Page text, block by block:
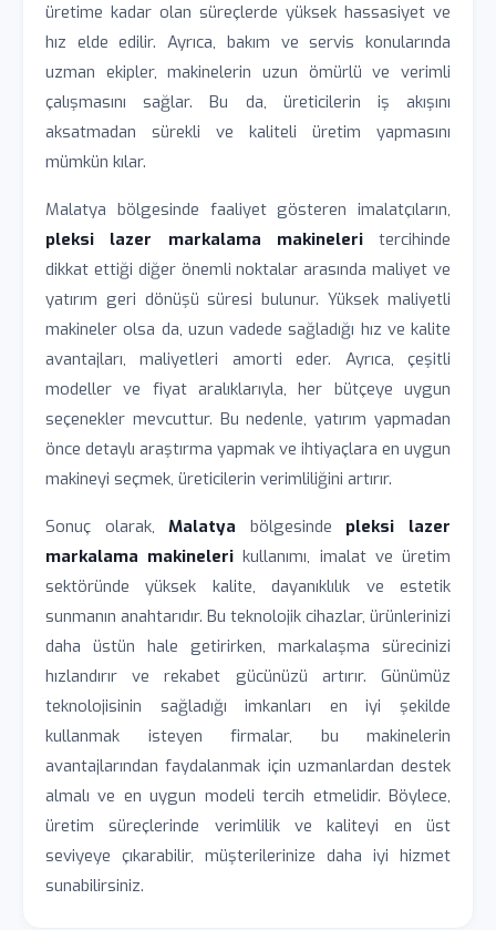
üretime kadar olan süreçlerde yüksek hassasiyet ve
hız elde edilir. Ayrıca, bakım ve servis konularında
uzman ekipler, makinelerin uzun ömürlü ve verimli
çalışmasını sağlar. Bu da, üreticilerin iş akışını
aksatmadan sürekli ve kaliteli üretim yapmasını
mümkün kılar.
Malatya bölgesinde faaliyet gösteren imalatçıların,
pleksi lazer markalama makineleritercihinde
dikkat ettiği diğer önemli noktalar arasında maliyet ve
yatırım geri dönüşü süresi bulunur. Yüksek maliyetli
makineler olsa da, uzun vadede sağladığı hız ve kalite
avantajları, maliyetleri amorti eder. Ayrıca, çeşitli
modeller ve fiyat aralıklarıyla, her bütçeye uygun
seçenekler mevcuttur. Bu nedenle, yatırım yapmadan
önce detaylı araştırma yapmak ve ihtiyaçlara en uygun
makineyi seçmek, üreticilerin verimliliğini artırır.
Sonuç olarak,Malatya bölgesinde pleksi lazer
markalama makineleri kullanımı, imalat ve üretim
sektöründe yüksek kalite, dayanıklılık ve estetik
sunmanın anahtarıdır. Bu teknolojik cihazlar, ürünlerinizi
daha üstün hale getirirken, markalaşma sürecinizi
hızlandırır ve rekabet gücünüzü artırır. Günümüz
teknolojisinin sağladığı imkanları en iyi şekilde
kullanmak isteyen firmalar, bu makinelerin
avantajlarından faydalanmak için uzmanlardan destek
almalı ve en uygun modeli tercih etmelidir. Böylece,
üretim süreçlerinde verimlilik ve kaliteyi en üst
seviyeye çıkarabilir, müşterilerinize daha iyi hizmet
sunabilirsiniz.